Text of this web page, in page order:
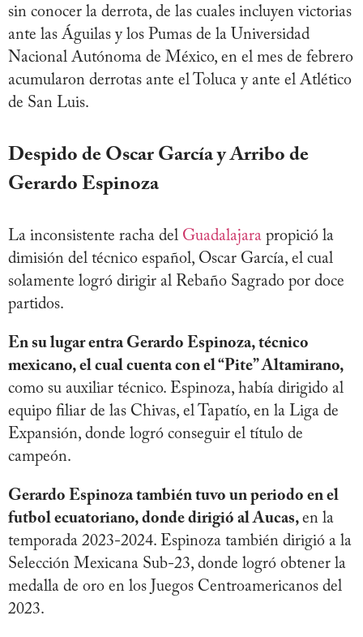
sin conocer la derrota, de las cuales incluyen victorias
ante las Águilas y los Pumas de la Universidad
Nacional Autónoma de México, en el mes de febrero
acumularon derrotas ante el Toluca y ante el Atlético
de San Luis.
Despido de Oscar García y Arribo de
Gerardo Espinoza
La inconsistente racha del Guadalajara propició la
dimisión del técnico español, Oscar García, el cual
solamente logró dirigir al Rebaño Sagrado por doce
partidos.
En su lugar entra Gerardo Espinoza, técnico
mexicano, el cual cuenta con el “Pite” Altamirano,
como su auxiliar técnico. Espinoza, había dirigido al
equipo filiar de las Chivas, el Tapatío, en la Liga de
Expansión, donde logró conseguir el título de
campeón.
Gerardo Espinoza también tuvo un periodo en el
futbol ecuatoriano, donde dirigió al Aucas, en la
temporada 2023-2024. Espinoza también dirigió a la
Selección Mexicana Sub-23, donde logró obtener la
medalla de oro en los Juegos Centroamericanos del
2023.